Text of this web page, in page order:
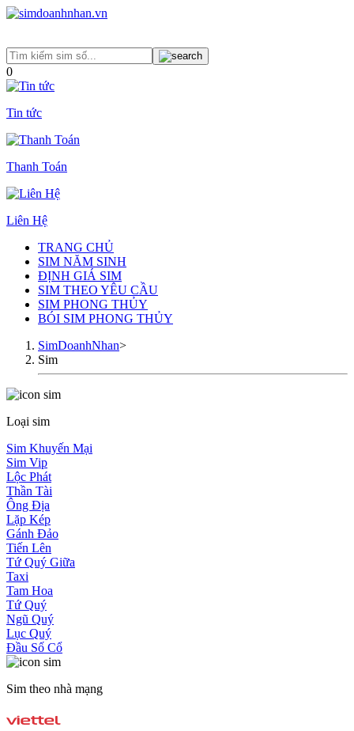
0
Tin tức
Thanh Toán
Liên Hệ
TRANG CHỦ
SIM NĂM SINH
ĐỊNH GIÁ SIM
SIM THEO YÊU CẦU
SIM PHONG THỦY
BÓI SIM PHONG THỦY
SimDoanhNhan>
Sim
Loại sim
Sim Khuyến Mại
Sim Vip
Lộc Phát
Thần Tài
Ông Địa
Lặp Kép
Gánh Đảo
Tiến Lên
Tứ Quý Giữa
Taxi
Tam Hoa
Tứ Quý
Ngũ Quý
Lục Quý
Đầu Số Cổ
Sim theo nhà mạng